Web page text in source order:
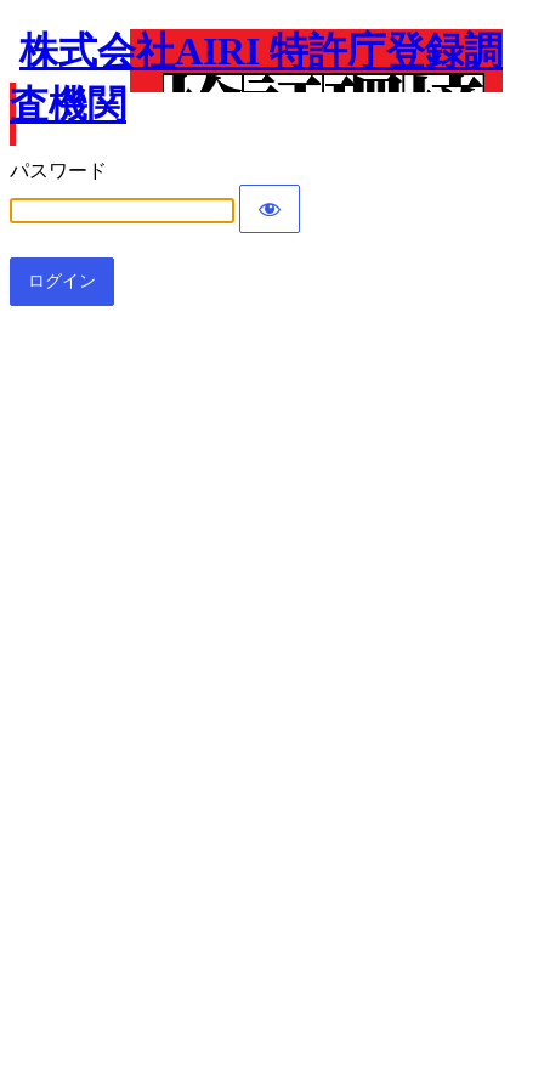
株式会社AIRI 特許庁登録調
査機関
パスワード